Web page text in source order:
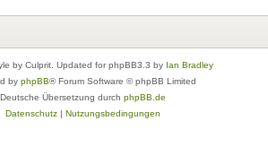
by Culprit. Updated for phpBB3.3 by Ian Bradley
by phpBB® Forum Software © phpBB Limited
Deutsche Übersetzung durch phpBB.de
Datenschutz| Nutzungsbedingungen